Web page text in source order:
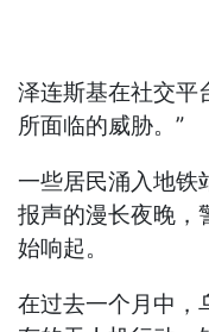
泽连斯基在社交平
所面临的威胁。”
一些居民涌入地铁
报声的漫长夜晚，
始响起。
在过去一个月中，